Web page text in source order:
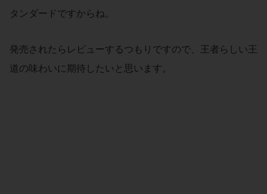
タンダードですからね。
発売されたらレビューするつもりですので、王者らしい王
道の味わいに期待したいと思います。